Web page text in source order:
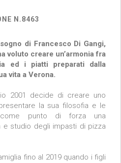
N.8463
di Francesco Di Gangi,
voluto creare un’armonia fra
ed i piatti preparati dalla
vita a Verona.
2001 decide di creare uno
la sua filosofia e le
punto di forza una
e studio degli impasti di pizza
fino al 2019 quando i figli